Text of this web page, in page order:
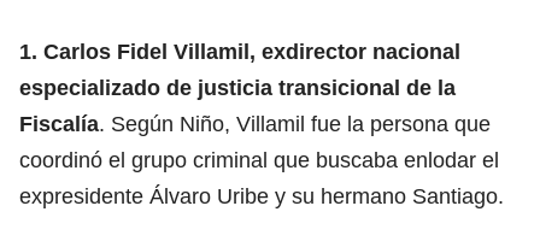
1. Carlos Fidel Villamil, exdirector nacional
especializado de justicia transicional de la
Fiscalía. Según Niño, Villamil fue la persona que
coordinó el grupo criminal que buscaba enlodar el
expresidente Álvaro Uribe y su hermano Santiago.